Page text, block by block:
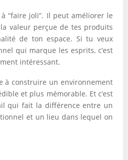
“faire joli”. Il peut améliorer le
valeur perçue de tes produits
de ton espace. Si tu veux
qui marque les esprits, c’est
intéressant.
à construire un environnement
et plus mémorable. Et c’est
qui fait la différence entre un
et un lieu dans lequel on